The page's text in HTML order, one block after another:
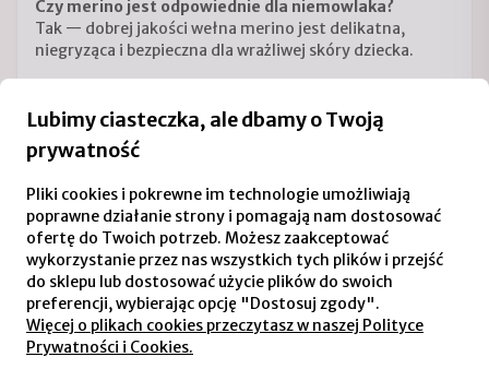
Czy merino jest odpowiednie dla niemowlaka?
Tak — dobrej jakości wełna merino jest delikatna,
niegryząca i bezpieczna dla wrażliwej skóry dziecka.
Tak, to praktyczny komplet, który przydaje się od razu i
sprawdza się na baby shower, pierwsze odwiedziny czy
chrzciny.
Na jaki sezon będzie odpowiedni?
Najlepiej sprawdza się na zimę, chłodne dni i okres
przejściowy, gdy liczy się ciepło bez przegrzewania.
To zestaw, który zostaje blisko codziennych rytuałów —
od pierwszego wyjścia z domu po spokojne spacery w
chłodniejsze dni. Naturalny materiał, wygodny fason i
polska produkcja tworzą komplet, po który sięga się z
przyjemnością.
Lubimy ciasteczka, ale dbamy o Twoją
prywatność
Pliki cookies i pokrewne im technologie umożliwiają
poprawne działanie strony i pomagają nam dostosować
ofertę do Twoich potrzeb. Możesz zaakceptować
wykorzystanie przez nas wszystkich tych plików i przejść
do sklepu lub dostosować użycie plików do swoich
preferencji, wybierając opcję "Dostosuj zgody".
Więcej o plikach cookies przeczytasz w naszej Polityce
Prywatności i Cookies.